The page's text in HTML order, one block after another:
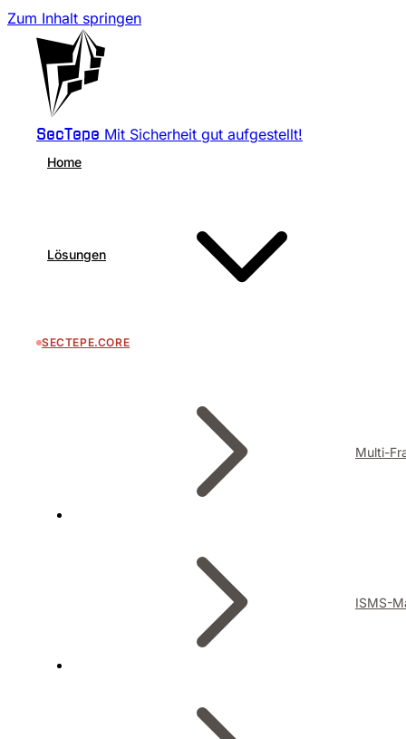
Zum Inhalt springen
SecTepe Mit Sicherheit gut aufgestellt!
Home
Lösungen
SECTEPE.CORE
Multi-
ISMS-